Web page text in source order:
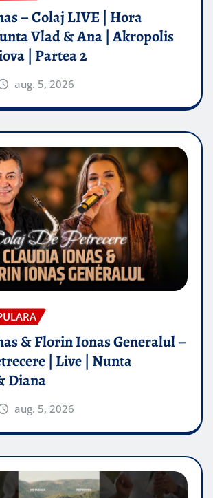
– Colaj LIVE | Hora
Vlad & Ana | Akropolis
| Partea 2
aug. 5, 2026
& Florin Ionas Generalul –
| Live | Nunta
Diana
aug. 5, 2026